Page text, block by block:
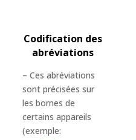
Codification des
abréviations
– Ces abréviations
sont précisées sur
les bornes de
certains appareils
(exemple: